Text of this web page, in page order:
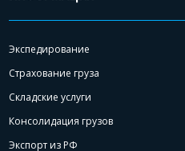
Экспедирование
Страхование груза
Складские услуги
Консолидация грузов
Экспорт из РФ